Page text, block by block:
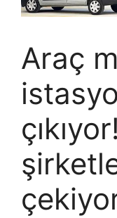
Araç